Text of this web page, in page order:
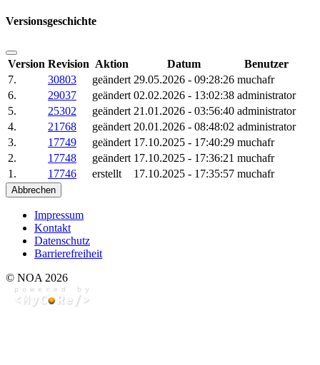
Versionsgeschichte
Version Revision Aktion Datum
Benutzer
7.
30803 geändert 29.05.2026 - 09:28:26 muchafr
6.
29037 geändert 02.02.2026 - 13:02:38 administrator
5.
25302 geändert 21.01.2026 - 03:56:40 administrator
4.
21768 geändert 20.01.2026 - 08:48:02 administrator
3.
17749 geändert 17.10.2025 - 17:40:29 muchafr
2.
17748 geändert 17.10.2025 - 17:36:21 muchafr
1.
17746 erstellt 17.10.2025 - 17:35:57 muchafr
Abbrechen
Impressum
Kontakt
Datenschutz
Barrierefreiheit
© NOA 2026